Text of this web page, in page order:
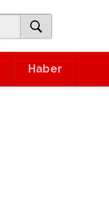
Haber